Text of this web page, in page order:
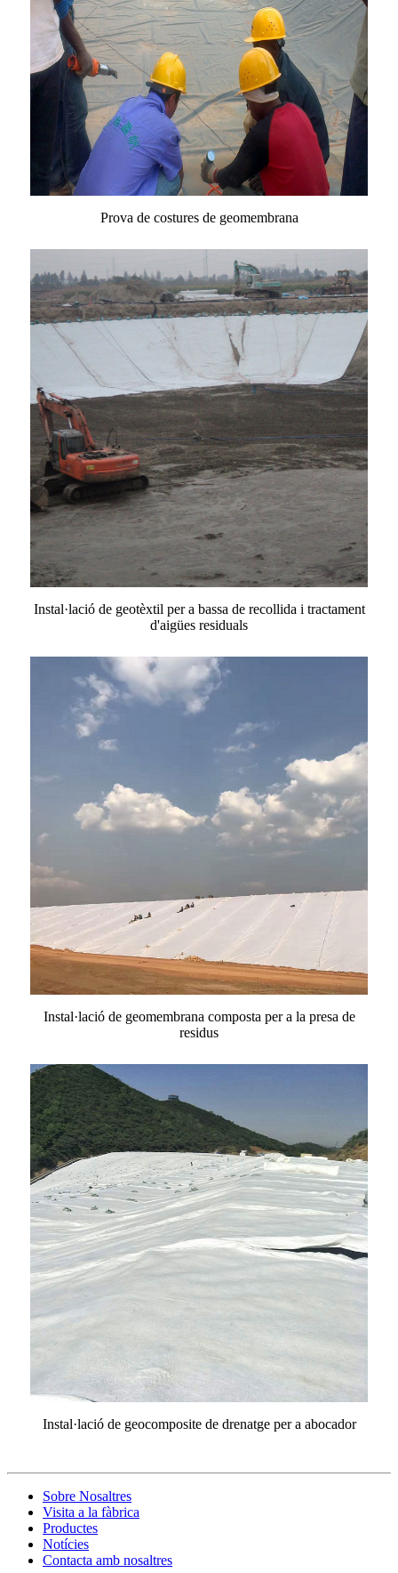
Prova de costures de geomembrana
Instal·lació de geotèxtil per a bassa de recollida i tractament
d'aigües residuals
Instal·lació de geomembrana composta per a la presa de
residus
Instal·lació de geocomposite de drenatge per a abocador
Sobre Nosaltres
Visita a la fàbrica
Productes
Notícies
Contacta amb nosaltres